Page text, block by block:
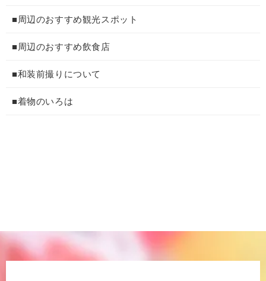
■周辺のおすすめ観光スポット
■周辺のおすすめ飲食店
■和装前撮りについて
■着物のいろは